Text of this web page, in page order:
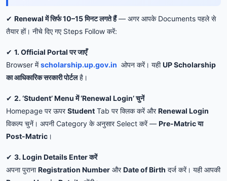
✔ Renewal में सिर्फ 10–15 मिनट लगते हैं— अगर आपके Documents पहले से
तैयार हों। नीचे दिए गए Steps Follow करें:
✔ 1. Official Portal पर जाएँ
Browser मेंscholarship.up.gov.in ओपन करें। यहीUP Scholarship
का आधिकारिक सरकारी पोर्टलहै।
✔ 2. ‘Student’ Menu में ‘Renewal Login’ चुनें
Homepage पर ऊपरStudent Tab पर क्लिक करें औरRenewal Login
विकल्प चुनें। अपनी Category के अनुसार Select करें — Pre-Matric या
Post-Matric ।
✔ 3. Login Details Enter करें
अपना पुरानाRegistration Number औरDate of Birth दर्ज करें। यही आपकी